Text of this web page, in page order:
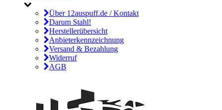
Über 12auspuff.de / Kontakt
Darum Stahl!
Herstellerübersicht
Anbieterkennzeichnung
Versand & Bezahlung
Widerruf
AGB